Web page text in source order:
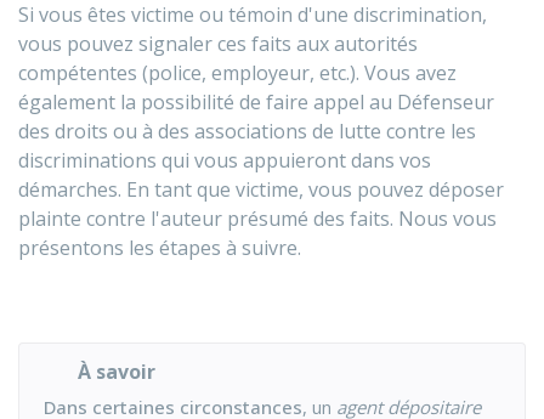
Si vous êtes victime ou témoin d'une discrimination,
vous pouvez signaler ces faits aux autorités
compétentes (police, employeur, etc.). Vous avez
également la possibilité de faire appel au Défenseur
des droits ou à des associations de lutte contre les
discriminations qui vous appuieront dans vos
démarches. En tant que victime, vous pouvez déposer
plainte contre l'auteur présumé des faits. Nous vous
présentons les étapes à suivre.
À savoir
Dans certaines circonstances, un agent dépositaire